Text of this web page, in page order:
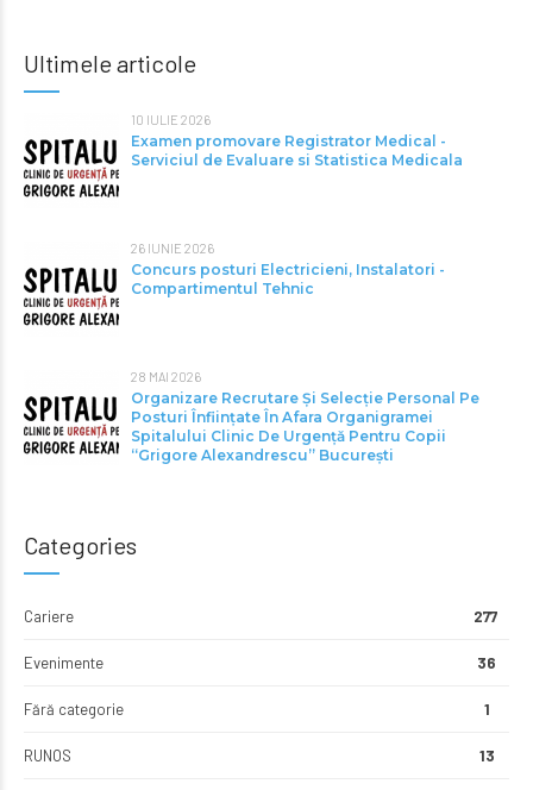
Ultimele articole
10 IULIE 2026
Examen promovare Registrator Medical -
Serviciul de Evaluare si Statistica Medicala
26 IUNIE 2026
Concurs posturi Electricieni, Instalatori -
Compartimentul Tehnic
28 MAI 2026
Organizare Recrutare Și Selecție Personal Pe
Posturi Înființate În Afara Organigramei
Spitalului Clinic De Urgență Pentru Copii
“Grigore Alexandrescu” Bucureşti
Categories
Cariere 277
Evenimente 36
Fără categorie 1
RUNOS 13